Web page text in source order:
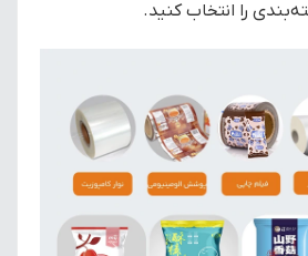
را انتخاب کنید.